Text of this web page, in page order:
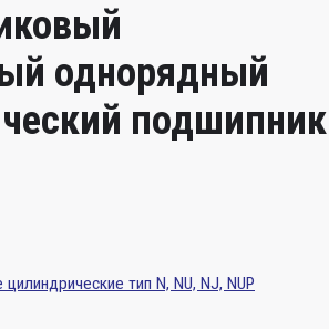
однорядный
подшипник
тип N, NU, NJ, NUP